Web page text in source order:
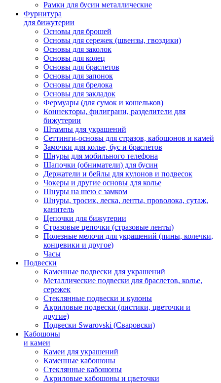
Рамки для бусин металлические
Фурнитура
для бижутерии
Основы для брошей
Основы для сережек (швензы, гвоздики)
Основы для заколок
Основы для колец
Основы для браслетов
Основы для запонок
Основы для брелока
Основы для закладок
Фермуары (для сумок и кошельков)
Коннекторы, филиграни, разделители для
бижутерии
Штампы для украшений
Сеттинги-основы для стразов, кабошонов и камей
Замочки для колье, бус и браслетов
Шнуры для мобильного телефона
Шапочки (обниматели) для бусин
Держатели и бейлы для кулонов и подвесок
Чокеры и другие основы для колье
Шнуры на шею с замком
Шнуры, тросик, леска, ленты, проволока, сутаж,
канитель
Цепочки для бижутерии
Стразовые цепочки (стразовые ленты)
Полезные мелочи для украшений (пины, колечки,
концевики и другое)
Часы
Подвески
Каменные подвески для украшений
Металлические подвески для браслетов, колье,
сережек
Стеклянные подвески и кулоны
Акриловые подвески (листики, цветочки и
другие)
Подвески Swarovski (Сваровски)
Кабошоны
и камеи
Камеи для украшений
Каменные кабошоны
Стеклянные кабошоны
Акриловые кабошоны и цветочки